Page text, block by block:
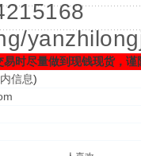
易时尽量做到现钱现货，
信息)